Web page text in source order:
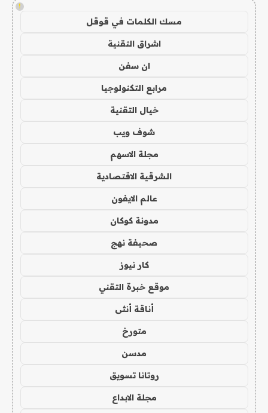
!
مسك الكلمات في قوقل
اشراق التقنية
ان سفن
مرابع التكنولوجيا
خيال التقنية
شوف ويب
مجلة الاسهم
الشرقية الاقتصادية
عالم الايفون
مدونة كوكان
صحيفة نهج
كار نيوز
موقع خبرة التقني
أناقة أنثى
متورخ
مدسن
روتانا تسويق
مجلة الابداع